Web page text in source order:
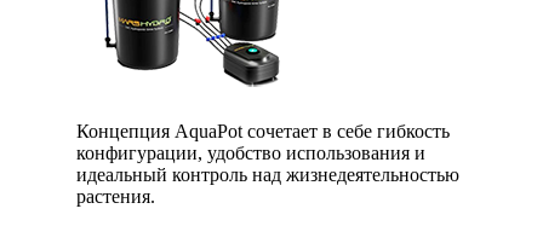
Концепция AquaPot сочетает в себе гибкость
конфигурации, удобство использования и
идеальный контроль над жизнедеятельностью
растения.